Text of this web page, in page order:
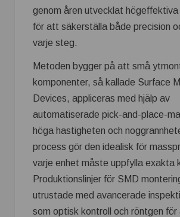
genom åren utvecklat
för att säkerställa både precision
varje steg.
Metoden bygger på att små
komponenter, så kallade Surface
Devices, appliceras med hjälp av
automatiserade pick-and-place-
höga hastigheten och
process gör den idealisk för
varje enhet måste uppfylla exakta
Produktionslinjer för SMD
utrustade med avancerade
som optisk kontroll och röntgen